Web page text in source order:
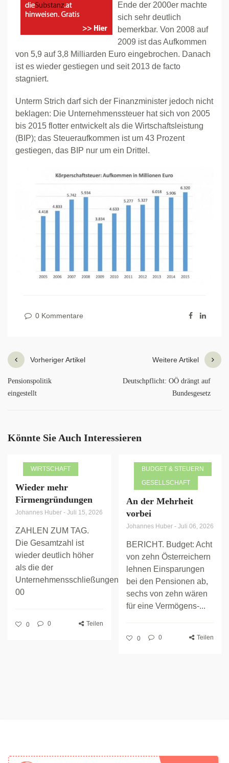
Ende der 2000er machte
sich sehr deutlich
bemerkbar. Von 2008 auf
2009 ist das Aufkommen
von 5,9 auf 3,8 Milliarden Euro eingebrochen. Danach
ist es wieder gestiegen und seit 2013 de facto
stagniert.
Unterm Strich darf sich der Finanzminister jedoch nicht
beklagen: Die Unternehmenssteuer hat sich von 2005
bis 2015 flotter entwickelt als die Wirtschaftsleistung
(BIP); das Steueraufkommen ist um 43 Prozent
gestiegen, das BIP nur um ein Drittel.
0 Kommentare
Vorheriger Artikel
Pensionspolitik
eingestellt
Weitere Artikel
Deutschpflicht: OÖ drängt auf
Bundesgesetz
Könnte Sie Auch Interessieren
WIRTSCHAFT
Wieder mehr
Firmengründungen
Johannes Huber - Juli 15, 2026
ZAHLEN ZUM TAG.
Die Gesamtzahl ist
wieder deutlich höher
als die der
Unternehmensschließungen.
00
0 0 Teilen
BUDGET & STEUERN
GESELLSCHAFT
An der Mehrheit
vorbei
Johannes Huber - Juli 06, 2026
BERICHT. Budget: Acht
von zehn Österreichern
lehnen Einsparungen
bei den Pensionen ab,
sechs von zehn wären
für eine Vermögens-...
0 0 Teilen